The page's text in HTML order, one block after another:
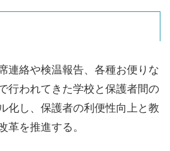
連絡や検温報告、各種お便りな
行われてきた学校と保護者間の
化し、保護者の利便性向上と教
革を推進する。